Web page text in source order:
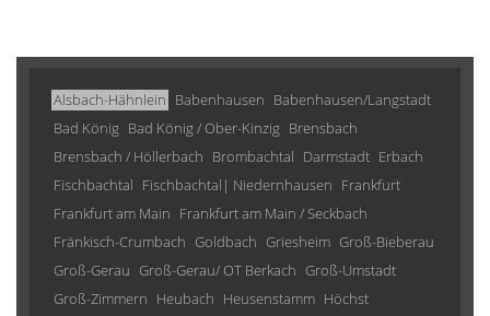
Alsbach-Hähnlein Babenhausen Babenhausen/Langstadt
Bad König Bad König / Ober-Kinzig Brensbach
Brensbach / Höllerbach Brombachtal Darmstadt Erbach
Fischbachtal Fischbachtal| Niedernhausen Frankfurt
Frankfurt am Main Frankfurt am Main / Seckbach
Fränkisch-Crumbach Goldbach Griesheim Groß-Bieberau
Groß-Gerau Groß-Gerau/ OT Berkach Groß-Umstadt
Groß-Zimmern Heubach Heusenstamm Höchst